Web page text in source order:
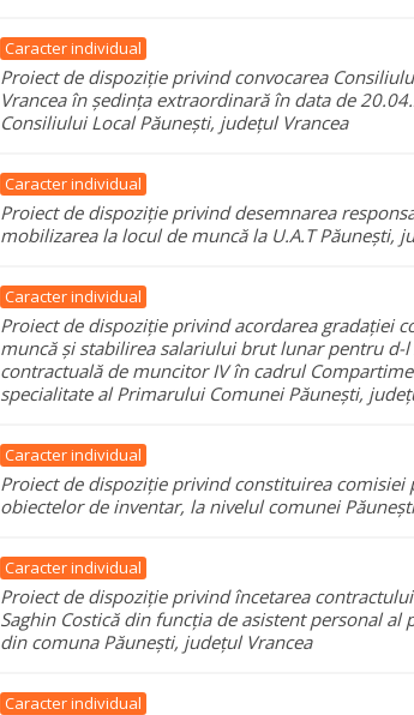
Caracter individual
Proiect de dispoziție privind convocarea
Vrancea în ședința extraordinară în data de
Consiliului Local Păunești, județul Vrancea
Caracter individual
Proiect de dispoziție privind desemnarea
mobilizarea la locul de muncă la U.A.T Păunești,
Caracter individual
Proiect de dispoziție privind acordarea gradației
muncă și stabilirea salariului brut lunar pentru d-l
contractuală de muncitor IV în cadrul
specialitate al Primarului Comunei Păunești,
Caracter individual
Proiect de dispoziție privind constituirea
obiectelor de inventar, la nivelul comunei
Caracter individual
Proiect de dispoziție privind încetarea
Saghin Costică din funcția de asistent personal al
din comuna Păunești, județul Vrancea
Caracter individual